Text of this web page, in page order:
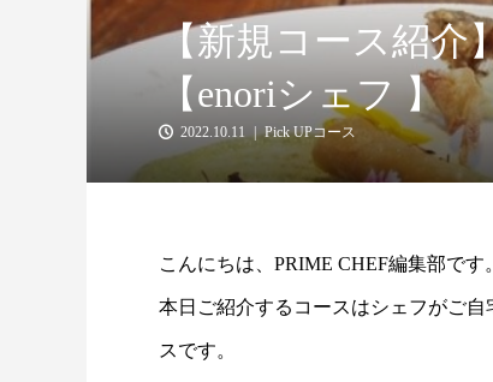
【新規コース紹介
【enoriシェフ 】
2022.10.11 Pick UPコース
こんにちは、PRIME CHEF編集部です。
本日ご紹介するコースはシェフがご
スです。